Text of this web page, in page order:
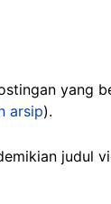
yang
arsip).
judul